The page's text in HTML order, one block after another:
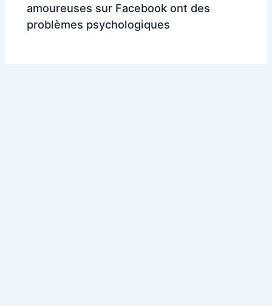
amoureuses sur Facebook ont des
problèmes psychologiques